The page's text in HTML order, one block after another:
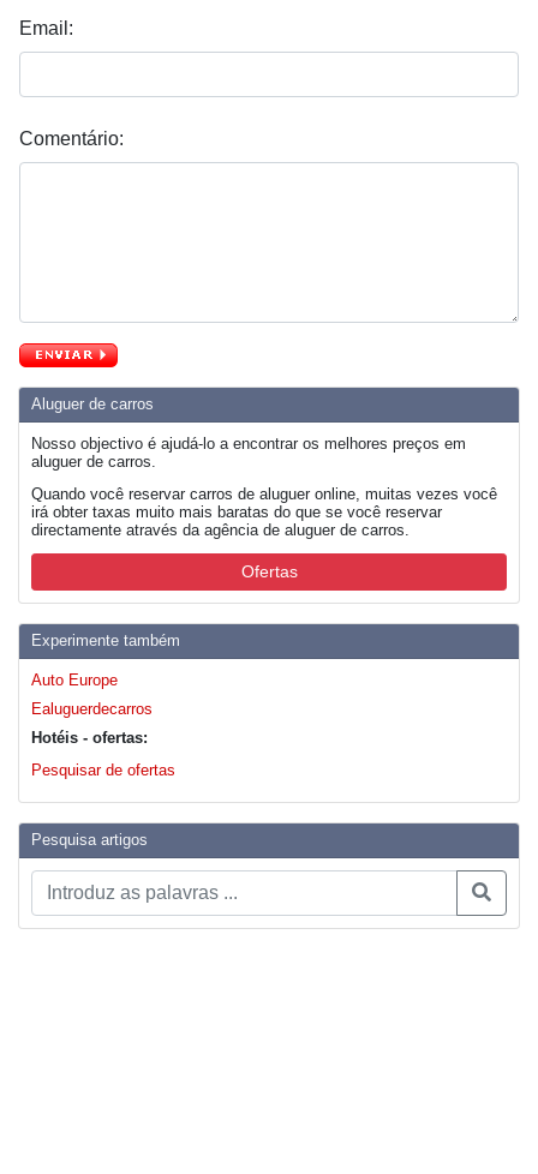
Aluguer de carros
Nosso objectivo é ajudá-lo a encontrar os melhores preços em
aluguer de carros.
Quando você reservar carros de aluguer online, muitas vezes você
irá obter taxas muito mais baratas do que se você reservar
directamente através da agência de aluguer de carros.
Ofertas
Experimente também
Auto Europe
Ealuguerdecarros
Hotéis - ofertas:
Pesquisar de ofertas
Pesquisa artigos
Email:
Comentário: